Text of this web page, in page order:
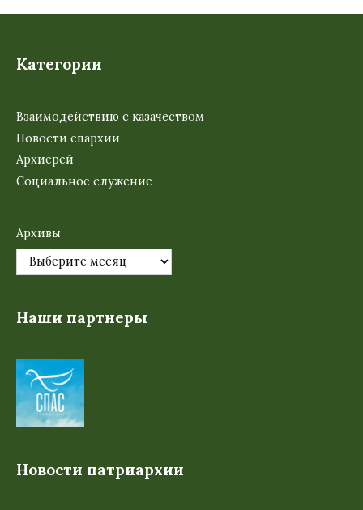
Категории
Взаимодействию с казачеством
Новости епархии
Архиерей
Социальное служение
Архивы
Наши партнеры
Новости патриархии